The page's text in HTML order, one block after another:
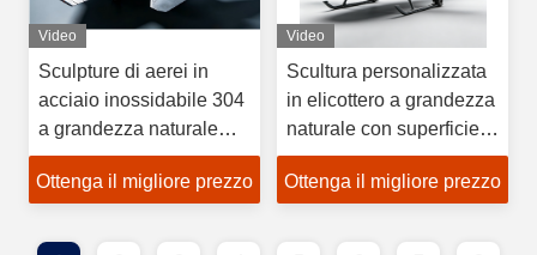
Video
Sculpture di aerei in
acciaio inossidabile 304
a grandezza naturale
con prestazioni resistenti
alle intemperie e
visualizzazione aereo a
Ottenga il migliore prezzo
Video
Scultura personalizzata
in elicottero a grandezza
naturale con superficie a
specchio lucidata per
grandi installazioni
Ottenga il migliore prezzo